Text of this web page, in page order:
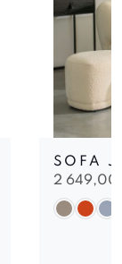
SOFA
2 649,00